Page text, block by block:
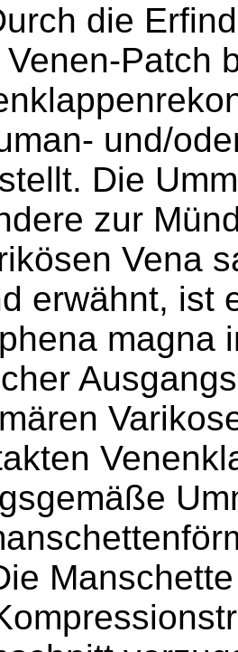
die
Patch
und/
Die
zur
Vena
erwähnt, ist
magna